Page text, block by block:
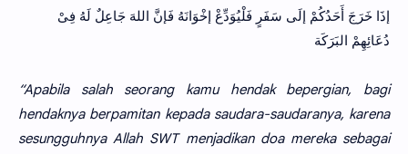
إذَا خَرَجَ أَحَدُكُمْ إلَى سَفَرٍ فَلْيُوَدِّعْ إخْوَانَهُ فَإنَّ اللهَ جَاعِلٌ لَهُ فِىْ
دُعَائِهِمْ البَرَكَة
“Apabila salah seorang kamu hendak bepergian, bagi
hendaknya berpamitan kepada saudara-saudaranya, karena
sesungguhnya Allah SWT menjadikan doa mereka sebagai